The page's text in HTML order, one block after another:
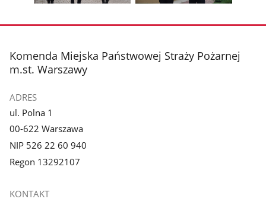
zdjęcie
galerii.
zdjęcie
galerii.
stopka
Komenda Miejska Państwowej Straży Pożarnej
m.st. Warszawy
ADRES
ul. Polna 1
00-622 Warszawa
NIP 526 22 60 940
Regon 13292107
KONTAKT